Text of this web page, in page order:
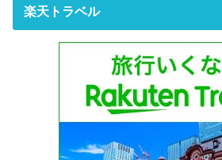
楽天トラベル